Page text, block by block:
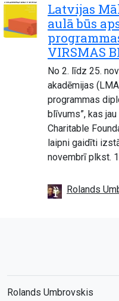
Latvijas
aulā būs
VIRSMAS
No 2. līdz 25.
akadēmijas
programmas
blīvums”, kas
Charitable
laipni gaidīti
novembrī plkst.
Rolands
Rolands Umbrovskis